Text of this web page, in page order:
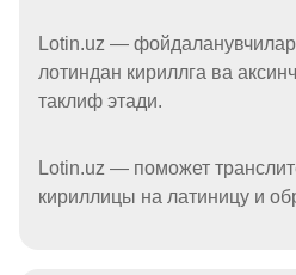
Lotin.uz —
лотиндан кириллга ва
таклиф этади.
Lotin.uz — поможет
кириллицы на латиницу и